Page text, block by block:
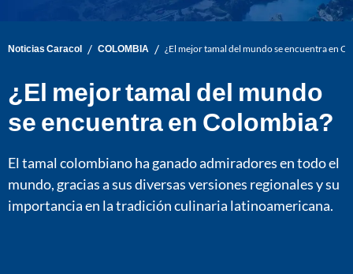
Noticias Caracol / COLOMBIA / ¿El mejor tamal del mundo se encuentra en
¿El mejor tamal del mundo
se encuentra en Colombia?
El tamal colombiano ha ganado admiradores en todo el
mundo, gracias a sus diversas versiones regionales y su
importancia en la tradición culinaria latinoamericana.